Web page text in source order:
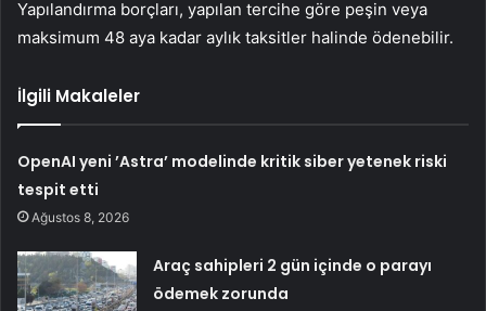
Yapılandırma borçları, yapılan tercihe göre peşin veya
maksimum 48 aya kadar aylık taksitler halinde ödenebilir.
İlgili Makaleler
OpenAI yeni ’Astra’ modelinde kritik siber yetenek riski
tespit etti
Ağustos 8, 2026
Araç sahipleri 2 gün içinde o parayı
ödemek zorunda